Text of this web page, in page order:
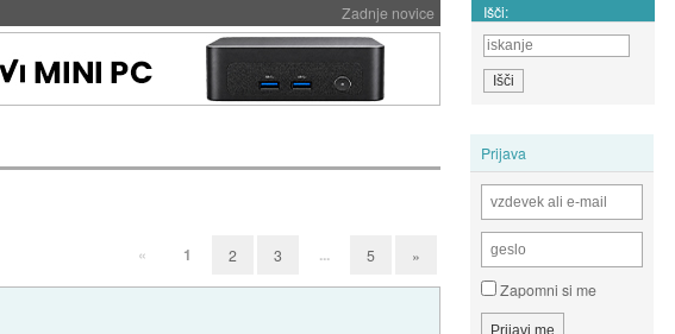
Zadnje novice Išči:
Prijava
Zapomni si me
« 1 2 3 ... 5 »